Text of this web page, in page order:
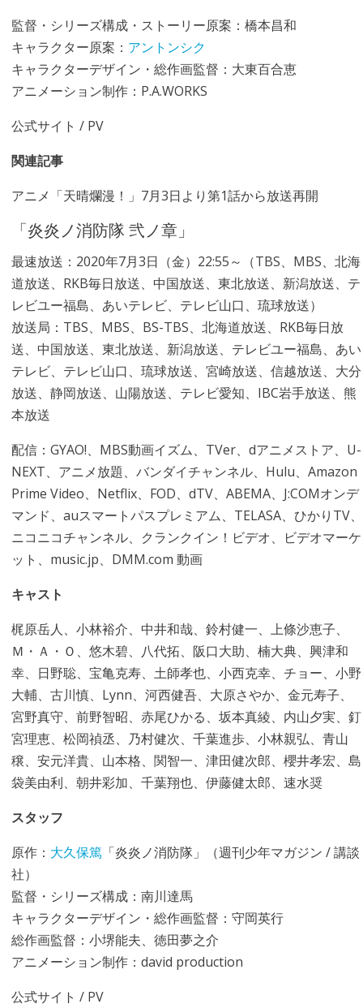
監督・シリーズ構成・ストーリー原案：橋本昌和
キャラクター原案： アントンシク
キャラクターデザイン・総作画監督：大東百合恵
アニメーション制作：P.A.WORKS
公式サイト / PV
関連記事
アニメ「天晴爛漫！」7月3日より第1話から放送再開
「炎炎ノ消防隊 弐ノ章」
最速放送：2020年7月3日（金）22:55～（TBS、MBS、北海
道放送、RKB毎日放送、中国放送、東北放送、新潟放送、テ
レビユー福島、あいテレビ、テレビ山口、琉球放送）
放送局：TBS、MBS、BS-TBS、北海道放送、RKB毎日放
送、中国放送、東北放送、新潟放送、テレビユー福島、あい
テレビ、テレビ山口、琉球放送、宮崎放送、信越放送、大分
放送、静岡放送、山陽放送、テレビ愛知、IBC岩手放送、熊
本放送
配信：GYAO!、MBS動画イズム、TVer、dアニメストア、U-
NEXT、アニメ放題、バンダイチャンネル、Hulu、Amazon
Prime Video、Netflix、FOD、dTV、ABEMA、J:COMオンデ
マンド、auスマートパスプレミアム、TELASA、ひかりTV、
ニコニコチャンネル、クランクイン！ビデオ、ビデオマーケ
ット、music.jp、DMM.com 動画
キャスト
梶原岳人、小林裕介、中井和哉、鈴村健一、上條沙恵子、
Ｍ・Ａ・Ｏ、悠木碧、八代拓、阪口大助、楠大典、興津和
幸、日野聡、宝亀克寿、土師孝也、小西克幸、チョー、小野
大輔、古川慎、Lynn、河西健吾、大原さやか、金元寿子、
宮野真守、前野智昭、赤尾ひかる、坂本真綾、内山夕実、釘
宮理恵、松岡禎丞、乃村健次、千葉進歩、小林親弘、青山
穣、安元洋貴、山本格、関智一、津田健次郎、櫻井孝宏、島
袋美由利、朝井彩加、千葉翔也、伊藤健太郎、速水奨
スタッフ
原作： 大久保篤 「炎炎ノ消防隊」（週刊少年マガジン / 講談
社）
監督・シリーズ構成：南川達馬
キャラクターデザイン・総作画監督：守岡英行
総作画監督：小堺能夫、徳田夢之介
アニメーション制作：david production
公式サイト / PV